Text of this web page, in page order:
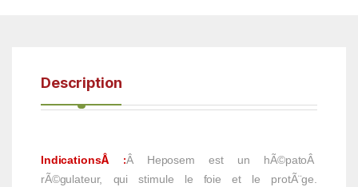
Description
IndicationsÂ :Â Heposem est un hÃ©patoÂ
rÃ©gulateur, qui stimule le foie et le protÃ¨ge.